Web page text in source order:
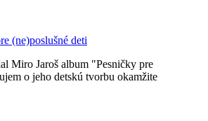
(ne)poslušné deti
Miro Jaroš album "Pesničky pre
o jeho detskú tvorbu okamžite